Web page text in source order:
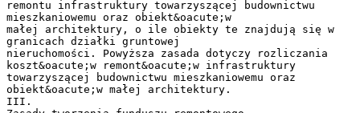
remontu infrastruktury towarzyszącej budownictwu
mieszkaniowemu oraz obiekt&oacute;w
małej architektury, o ile obiekty te znajdują się w
granicach działki gruntowej
nieruchomości. Powyższa zasada dotyczy rozliczania
koszt&oacute;w remont&oacute;w infrastruktury
towarzyszącej budownictwu mieszkaniowemu oraz
obiekt&oacute;w małej architektury.
III.